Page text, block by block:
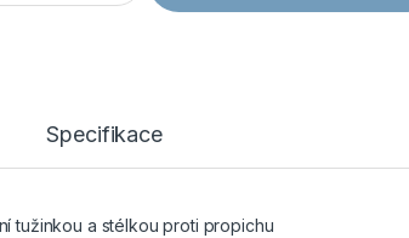
Specifikace
tužinkou a stélkou proti propichu